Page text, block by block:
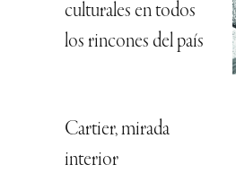
culturales en todos
los rincones del país
Cartier, mirada
interior